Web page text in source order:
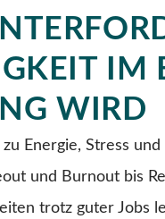
IM
WIRD
Energie, Stress
und Burnout bis
trotz guter Jobs